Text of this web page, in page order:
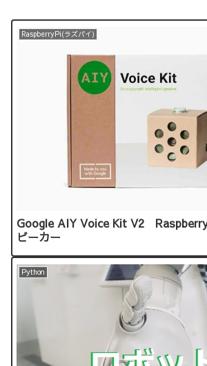
RaspberryPi(ラズパイ)
Google AIY Voice Kit V2
ピーカー
Python